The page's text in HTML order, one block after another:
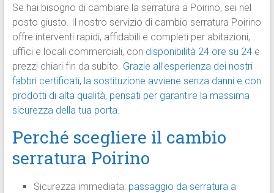
Se hai bisogno di cambiare la serratura a Poirino, sei nel
posto giusto. Il nostro servizio di cambio serratura Poirino
offre interventi rapidi, affidabili e completi per abitazioni,
uffici e locali commerciali, con disponibilità 24 ore su 24e
prezzi chiari fin da subito. Grazie all’esperienza dei nostri
fabbri certificati, la sostituzione avviene senza danni e con
prodotti di alta qualità, pensati per garantire la massima
sicurezza della tua porta.
Perché scegliere il cambio
serratura Poirino
Sicurezza immediata: passaggio da serratura a